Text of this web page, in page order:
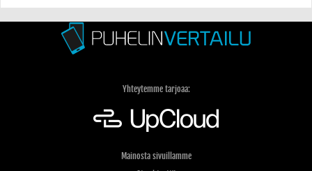
Yhteytemme tarjoaa:
Mainosta sivuillamme